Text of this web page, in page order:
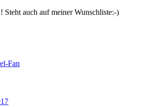
Steht auch auf meiner Wunschliste:-)